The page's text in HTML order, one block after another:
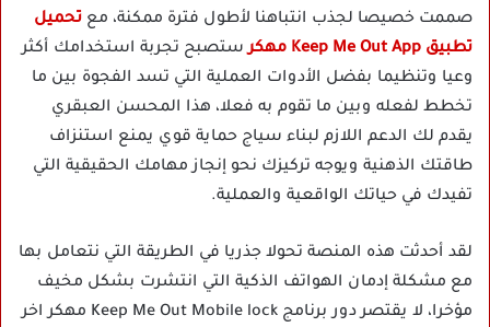
صممت خصيصا لجذب انتباهنا لأطول فترة ممكنة، مع تحميل
تطبيق Keep Me Out App مهكر
ستصبح تجربة استخدامك أكثر
وعيا وتنظيما بفضل الأدوات العملية التي تسد الفجوة بين ما
تخطط لفعله وبين ما تقوم به فعلا، هذا المحسن العبقري
يقدم لك الدعم اللازم لبناء سياج حماية قوي يمنع استنزاف
طاقتك الذهنية ويوجه تركيزك نحو إنجاز مهامك الحقيقية التي
تفيدك في حياتك الواقعية والعملية.
لقد أحدثت هذه المنصة تحولا جذريا في الطريقة التي نتعامل بها
مع مشكلة إدمان الهواتف الذكية التي انتشرت بشكل مخيف
مؤخرا، لا يقتصر دور برنامج Keep Me Out Mobile lock مهكر اخر